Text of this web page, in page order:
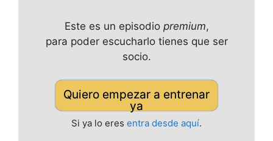
Este es un episodio premium,
para poder escucharlo tienes que ser
socio.
Quiero empezar a entrenar
ya
Si ya lo eres entra desde aquí.